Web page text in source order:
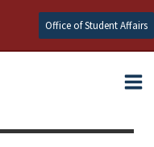
Office of Student Affairs